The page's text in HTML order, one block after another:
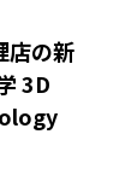
店の新
3D